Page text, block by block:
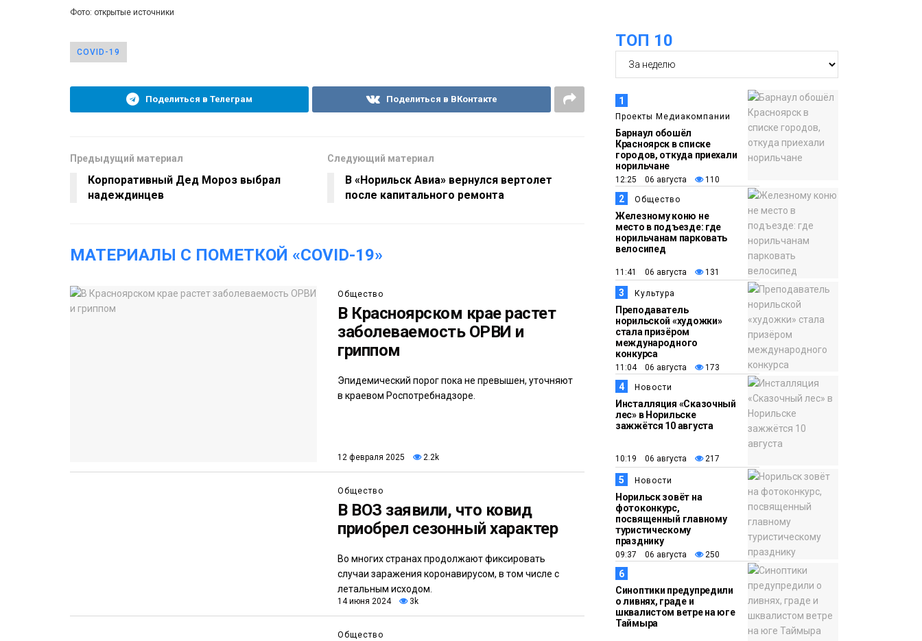
Фото: открытые источники
COVID-19
Поделиться в Телеграм Поделиться в ВКонтакте
Предыдущий материал
Корпоративный Дед Мороз выбрал
надеждинцев
Следующий материал
В «Норильск Авиа» вернулся вертолет
после капитального ремонта
МАТЕРИАЛЫ С ПОМЕТКОЙ «COVID-19»
Общество
В Красноярском крае растет
заболеваемость ОРВИ и
гриппом
Эпидемический порог пока не превышен, уточняют
в краевом Роспотребнадзоре.
12 февраля 2025 2.2k
Общество
В ВОЗ заявили, что ковид
приобрел сезонный характер
Во многих странах продолжают фиксировать
случаи заражения коронавирусом, в том числе с
летальным исходом.
14 июня 2024 3k
Общество
17:37
Общество
Акцию «Помоги пойти
учиться» запустили в
Молодёжном центре
16:50
05 августа
Новости
Лучшего
изолировщика на
определили на
ремонтном
предприятии
«Норникеля»
16:07
05 августа
Культура
Как в Норильске
прошёл юбилейный
День полярного
жирафа
15:22
05 августа
Енисей проверил на
прочность: в Дудинке
впервые состоялся
заплыв X-WATERS на
ТОП 10
1
Проекты Медиакомпании
Барнаул обошёл
Красноярск в списке
городов, откуда приехали
норильчане
12:25 06 августа 110
2 Общество
Железному коню не
место в подъезде: где
норильчанам парковать
велосипед
11:41 06 августа 131
3 Культура
Преподаватель
норильской «художки»
стала призёром
международного
конкурса
11:04 06 августа 173
4 Новости
Инсталляция «Сказочный
лес» в Норильске
зажжётся 10 августа
10:19 06 августа 217
5 Новости
Норильск зовёт на
фотоконкурс,
посвященный главному
туристическому
празднику
09:37 06 августа 250
6
Синоптики предупредили
о ливнях, граде и
шквалистом ветре на юге
Таймыра